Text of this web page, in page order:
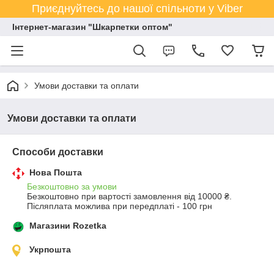
Приєднуйтесь до нашої спільноти у Viber
Інтернет-магазин "Шкарпетки оптом"
Умови доставки та оплати
Умови доставки та оплати
Способи доставки
Нова Пошта
Безкоштовно за умови
Безкоштовно при вартості замовлення від 10000 ₴.
Післяплата можлива при передплаті - 100 грн
Магазини Rozetka
Укрпошта